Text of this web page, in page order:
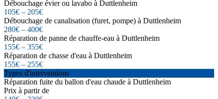
Débouchage évier ou lavabo à Duttlenheim
105€ – 205€
Débouchage de canalisation (furet, pompe) à Duttlenheim
280€ – 400€
Réparation de panne de chauffe-eau à Duttlenheim
155€ – 355€
Réparation de chasse d'eau à Duttlenheim
155€ – 255€
Types d'interventions
Réparation fuite du ballon d'eau chaude à Duttlenheim
Prix à partir de